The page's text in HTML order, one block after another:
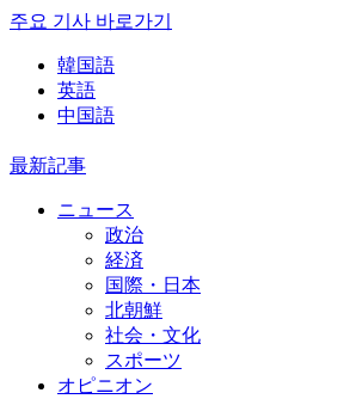
주요 기사 바로가기
韓国語
英語
中国語
最新記事
ニュース
政治
経済
国際・日本
北朝鮮
社会・文化
スポーツ
オピニオン